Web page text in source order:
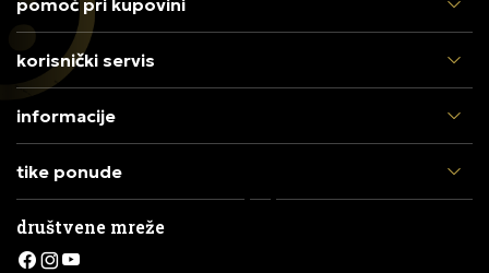
korisnički servis
informacije
tike ponude
društvene mreže